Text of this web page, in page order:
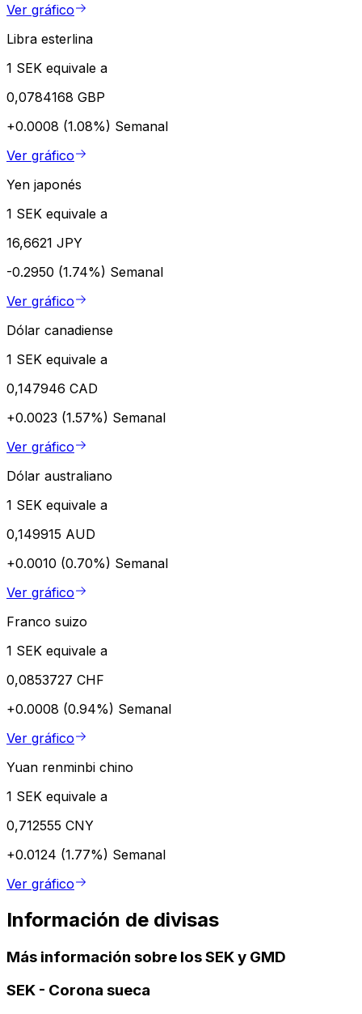
Ver gráfico
Libra esterlina
1 SEK equivale a
0,0784168 GBP
+0.0008 (1.08%) Semanal
Ver gráfico
Yen japonés
1 SEK equivale a
16,6621 JPY
-0.2950 (1.74%) Semanal
Ver gráfico
Dólar canadiense
1 SEK equivale a
0,147946 CAD
+0.0023 (1.57%) Semanal
Ver gráfico
Dólar australiano
1 SEK equivale a
0,149915 AUD
+0.0010 (0.70%) Semanal
Ver gráfico
Franco suizo
1 SEK equivale a
0,0853727 CHF
+0.0008 (0.94%) Semanal
Ver gráfico
Yuan renminbi chino
1 SEK equivale a
0,712555 CNY
+0.0124 (1.77%) Semanal
Ver gráfico
Información de divisas
Más información sobre los SEK y GMD
SEK - Corona sueca